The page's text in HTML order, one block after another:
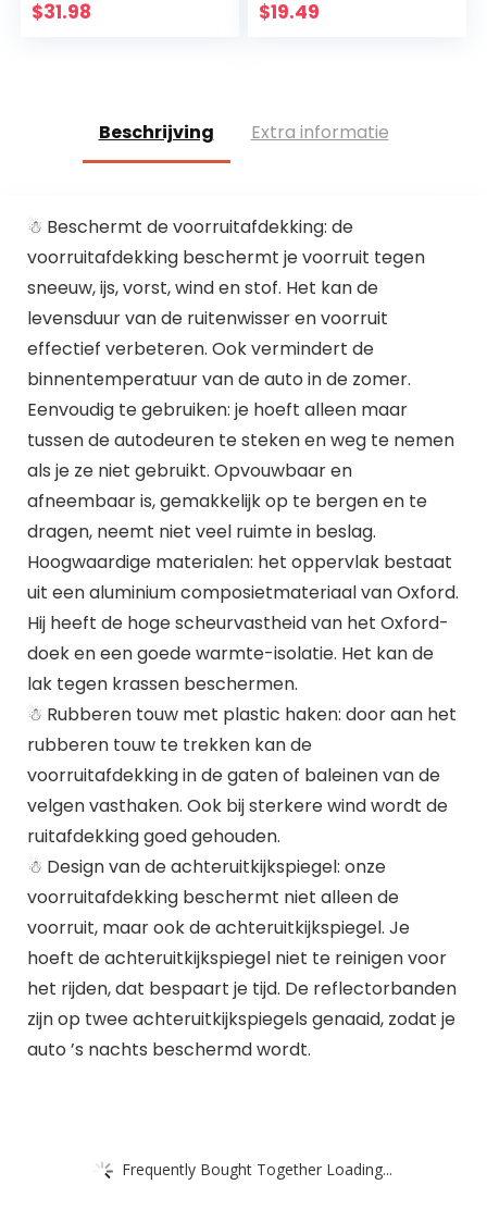
Buiten
$31.98 blauw
$19.49
Beschrijving Extra informatie
☃ Beschermt de voorruitafdekking: de
voorruitafdekking beschermt je voorruit tegen
sneeuw, ijs, vorst, wind en stof. Het kan de
levensduur van de ruitenwisser en voorruit
effectief verbeteren. Ook vermindert de
binnentemperatuur van de auto in de zomer.
Eenvoudig te gebruiken: je hoeft alleen maar
tussen de autodeuren te steken en weg te nemen
als je ze niet gebruikt. Opvouwbaar en
afneembaar is, gemakkelijk op te bergen en te
dragen, neemt niet veel ruimte in beslag.
Hoogwaardige materialen: het oppervlak bestaat
uit een aluminium composietmateriaal van Oxford.
Hij heeft de hoge scheurvastheid van het Oxford-
doek en een goede warmte-isolatie. Het kan de
lak tegen krassen beschermen.
☃ Rubberen touw met plastic haken: door aan het
rubberen touw te trekken kan de
voorruitafdekking in de gaten of baleinen van de
velgen vasthaken. Ook bij sterkere wind wordt de
ruitafdekking goed gehouden.
☃ Design van de achteruitkijkspiegel: onze
voorruitafdekking beschermt niet alleen de
voorruit, maar ook de achteruitkijkspiegel. Je
hoeft de achteruitkijkspiegel niet te reinigen voor
het rijden, dat bespaart je tijd. De reflectorbanden
zijn op twee achteruitkijkspiegels genaaid, zodat je
auto ’s nachts beschermd wordt.
Frequently Bought Together Loading...